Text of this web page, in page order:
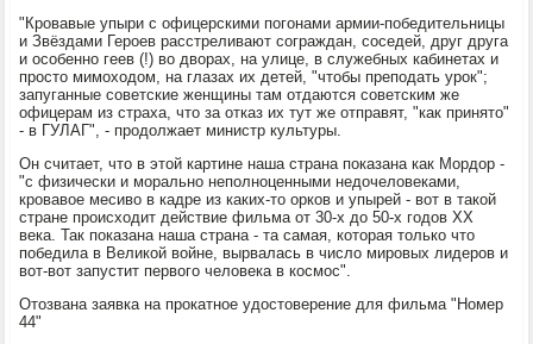
"Кровавые упыри с офицерскими погонами армии-победительницы
и Звёздами Героев расстреливают сограждан, соседей, друг друга
и особенно геев (!) во дворах, на улице, в служебных кабинетах и
просто мимоходом, на глазах их детей, "чтобы преподать урок";
запуганные советские женщины там отдаются советским же
офицерам из страха, что за отказ их тут же отправят, "как принято"
- в ГУЛАГ", - продолжает министр культуры.
Он считает, что в этой картине наша страна показана как Мордор -
"с физически и морально неполноценными недочеловеками,
кровавое месиво в кадре из каких-то орков и упырей - вот в такой
стране происходит действие фильма от 30-х до 50-х годов ХХ
века. Так показана наша страна - та самая, которая только что
победила в Великой войне, вырвалась в число мировых лидеров и
вот-вот запустит первого человека в космос".
Отозвана заявка на прокатное удостоверение для фильма "Номер
44"